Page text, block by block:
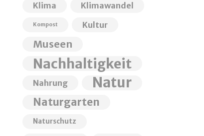
Klima Klimawandel
Kompost Kultur
Museen
Nachhaltigkeit
Nahrung Natur
Naturgarten
Naturschutz